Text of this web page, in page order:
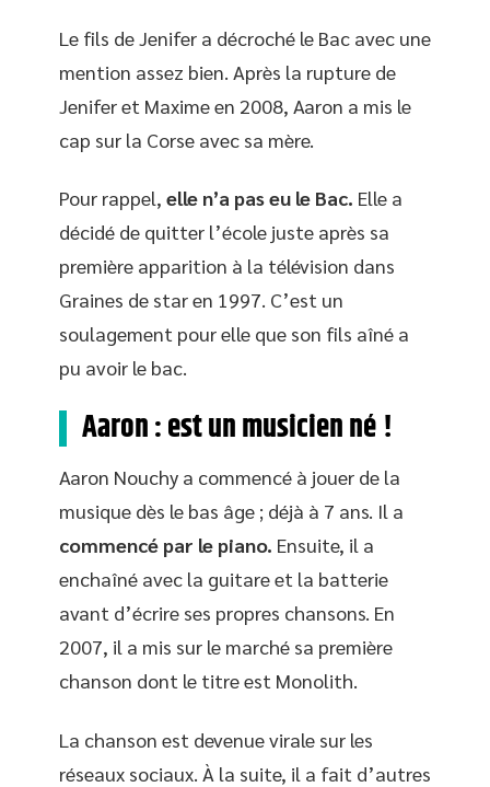
Le fils de Jenifer a décroché le Bac avec une
mention assez bien. Après la rupture de
Jenifer et Maxime en 2008, Aaron a mis le
cap sur la Corse avec sa mère.
Pour rappel, elle n’a pas eu le Bac. Elle a
décidé de quitter l’école juste après sa
première apparition à la télévision dans
Graines de star en 1997. C’est un
soulagement pour elle que son fils aîné a
pu avoir le bac.
Aaron : est un musicien né !
Aaron Nouchy a commencé à jouer de la
musique dès le bas âge ; déjà à 7 ans. Il a
commencé par le piano. Ensuite, il a
enchaîné avec la guitare et la batterie
avant d’écrire ses propres chansons. En
2007, il a mis sur le marché sa première
chanson dont le titre est Monolith.
La chanson est devenue virale sur les
réseaux sociaux. À la suite, il a fait d’autres